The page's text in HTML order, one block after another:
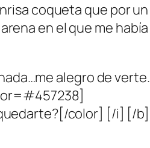
coqueta que por
en el que me
alegro de
color] [/i] [/